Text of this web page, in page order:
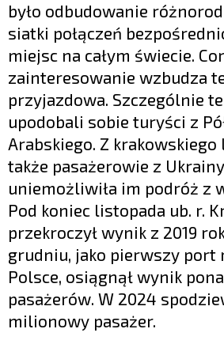
było odbudowanie
siatki połączeń
miejsc na całym świecie.
zainteresowanie wzbudza
przyjazdowa. Szczególnie
upodobali sobie turyści z
Arabskiego. Z
także pasażerowie z
uniemożliwiła im podróż z
Pod koniec listopada ub. r.
przekroczył wynik z 2019
grudniu, jako pierwszy port
Polsce, osiągnął wynik
pasażerów. W 2024
milionowy pasażer.